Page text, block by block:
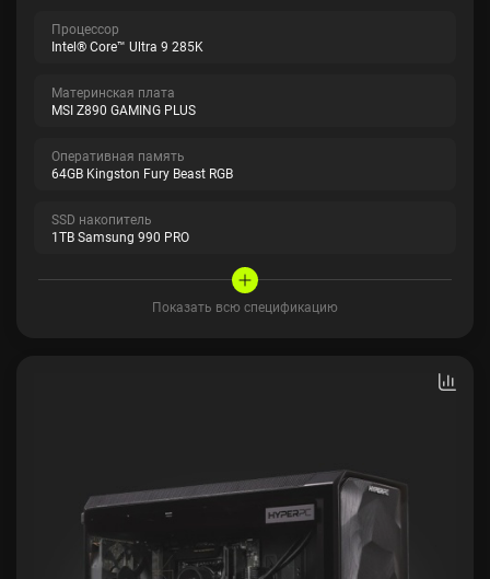
Процессор
Intel® Core™ Ultra 9 285K
Материнская плата
MSI Z890 GAMING PLUS
Оперативная память
64GB Kingston Fury Beast RGB
SSD накопитель
1TB Samsung 990 PRO
Показать всю спецификацию